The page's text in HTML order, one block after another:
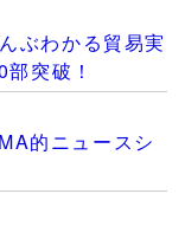
ぶわかる貿易実
突破！
的ニュースシ